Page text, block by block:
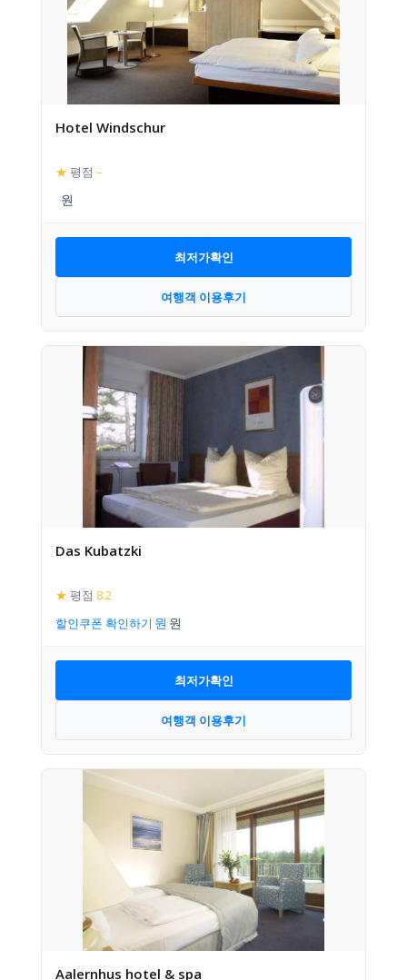
Hotel Windschur
★ 평점 –
최저가확인
여행객 이용후기
Das Kubatzki
★ 평점 8.2
할인쿠폰 확인하기
최저가확인
여행객 이용후기
Aalernhus hotel & spa